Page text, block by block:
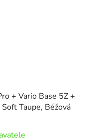
+ Vario Base 5Z +
Taupe, Béžová